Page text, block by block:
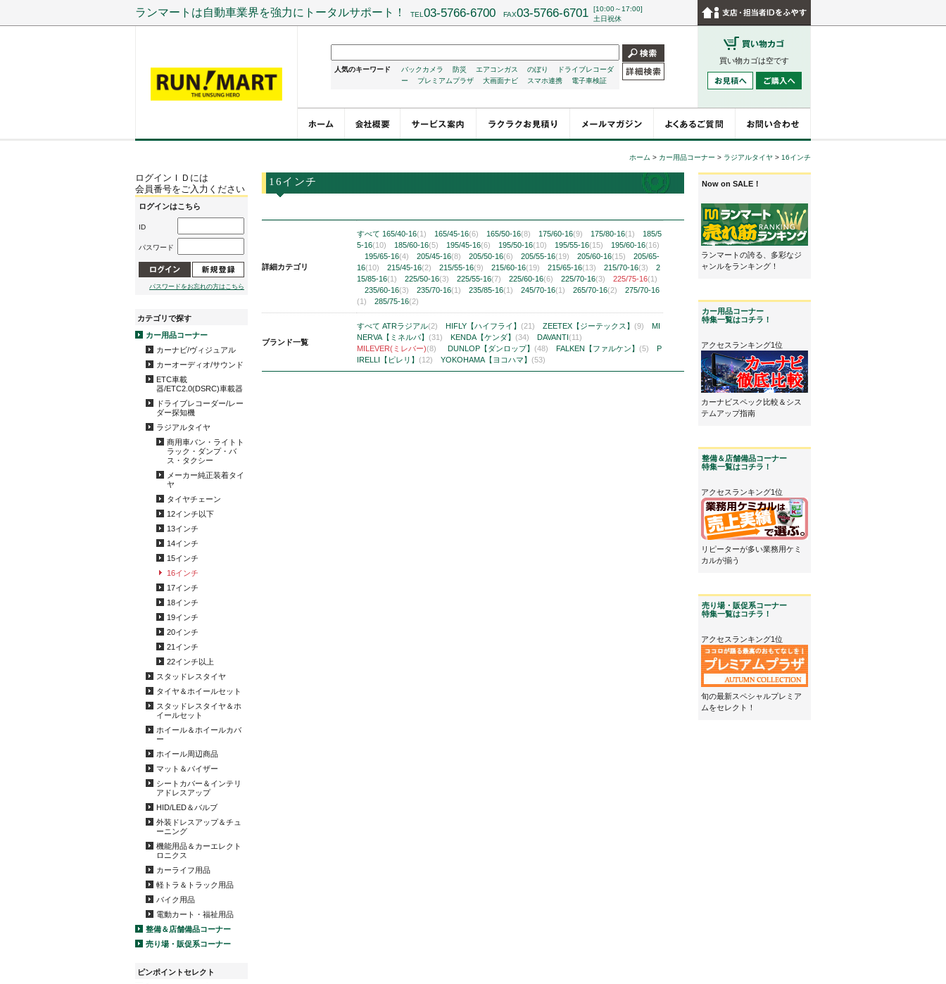
ランマートは自動車業界を強力にトータルサポート！ TEL 03-5766-6700 FAX03-5766-6701
[10:00～17:00]
土日祝休
人気のキーワード バックカメラ 防災 エアコンガス のぼり
ドライブレコーダ
ー
プレミアムプラザ 大画面ナビ スマホ連携 電子車検証
買い物カゴは空です
ログインＩＤには
会員番号をご入力ください
ログインはこちら
ID
パスワード
パスワードをお忘れの方はこちら
カテゴリで探す
カー用品コーナー
カーナビ/ヴィジュアル
カーオーディオ/サウンド
ETC車載
器/ETC2.0(DSRC)車載器
ドライブレコーダー/レー
ダー探知機
ラジアルタイヤ
商用車バン・ライトト
ラック・ダンプ・バ
ス・タクシー
メーカー純正装着タイ
ヤ
タイヤチェーン
12インチ以下
13インチ
14インチ
15インチ
16インチ
17インチ
18インチ
19インチ
20インチ
21インチ
22インチ以上
スタッドレスタイヤ
タイヤ＆ホイールセット
スタッドレスタイヤ＆ホ
イールセット
ホイール＆ホイールカバ
ー
ホイール周辺商品
マット＆バイザー
シートカバー＆インテリ
アドレスアップ
HID/LED＆バルブ
外装ドレスアップ＆チュ
ーニング
機能用品＆カーエレクト
ロニクス
カーライフ用品
軽トラ＆トラック用品
バイク用品
電動カート・福祉用品
整備＆店舗備品コーナー
売り場・販促系コーナー
ピンポイントセレクト
ホーム > カー用品コーナー > ラジアルタイヤ > 16インチ
16インチ
詳細カテゴリ
すべて 165/40-16(1) 165/45-16(6) 165/50-16(8) 175/60-16(9) 175/80-16(1)
185/5
5-16(10) 185/60-16(5) 195/45-16(6) 195/50-16(10) 195/55-16(15) 195/60-16(16)
195/65-16(4) 205/45-16(8) 205/50-16(6) 205/55-16(19) 205/60-16(15)
205/65-
16(10) 215/45-16(2) 215/55-16(9) 215/60-16(19) 215/65-16(13) 215/70-16(3)
2
15/85-16(1) 225/50-16(3) 225/55-16(7) 225/60-16(6) 225/70-16(3) 225/75-16(1)
235/60-16(3) 235/70-16(1) 235/85-16(1) 245/70-16(1) 265/70-16(2)
275/70-16
(1)
285/75-16(2)
ブランド一覧
すべて ATRラジアル(2) HIFLY【ハイフライ】 (21) ZEETEX【ジーテックス】 (9)
MI
NERVA【ミネルバ】 (31) KENDA【ケンダ】 (34) DAVANTI(11)
MILEVER(ミレバー)(8) DUNLOP【ダンロップ】 (48) FALKEN【ファルケン】 (5)
P
IRELLI【ピレリ】 (12) YOKOHAMA【ヨコハマ】 (53)
Now on SALE！
ランマートの誇る、多彩なジ
ャンルをランキング！
カー用品コーナー
特集一覧はコチラ！
アクセスランキング1位
カーナビスペック比較＆シス
テムアップ指南
整備＆店舗備品コーナー
特集一覧はコチラ！
アクセスランキング1位
リピーターが多い業務用ケミ
カルが揃う
売り場・販促系コーナー
特集一覧はコチラ！
アクセスランキング1位
旬の最新スペシャルプレミア
ムをセレクト！